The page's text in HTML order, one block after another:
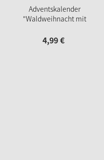
Adventskalender
"Waldweihnacht mit
4,99€